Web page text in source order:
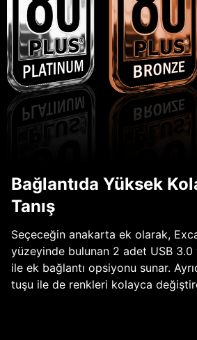
Bağlantıda Yüksek
Tanış
Seçeceğin anakarta ek olarak,
yüzeyinde bulunan 2 adet USB
ile ek bağlantı opsiyonu sunar.
tuşu ile de renkleri kolayca